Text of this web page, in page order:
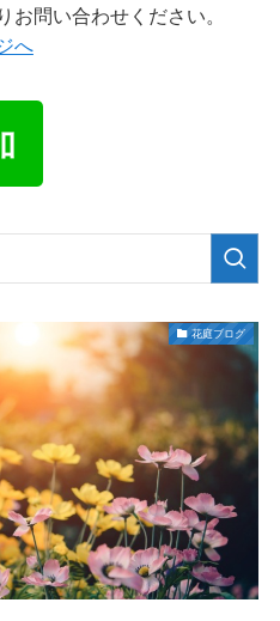
お問い合わせください。
へ
花庭ブログ